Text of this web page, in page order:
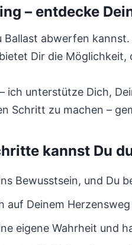
– entdecke
Ballast abwerfen
Dir die
ich unterstütze Dich,
Schritt zu machen –
kannst Du
Bewusstsein, und Du
auf Deinem
eigene Wahrheit und